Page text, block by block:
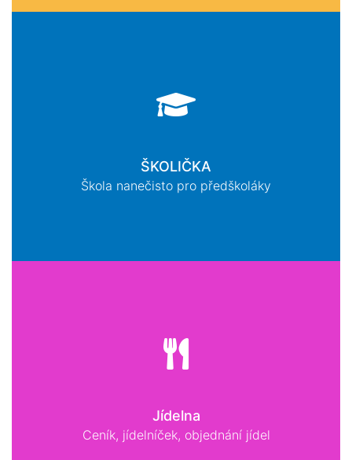
ŠKOLIČKA
Škola nanečisto pro předškoláky
Jídelna
Ceník, jídelníček, objednání jídel